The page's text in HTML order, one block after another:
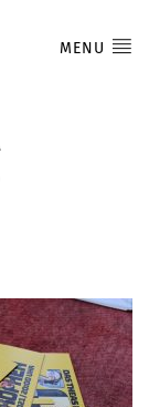
MENU